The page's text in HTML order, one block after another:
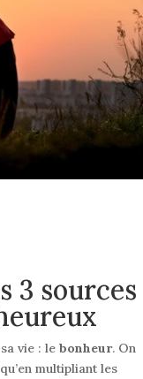
3 sources
vie : le bonheur. On
multipliant les